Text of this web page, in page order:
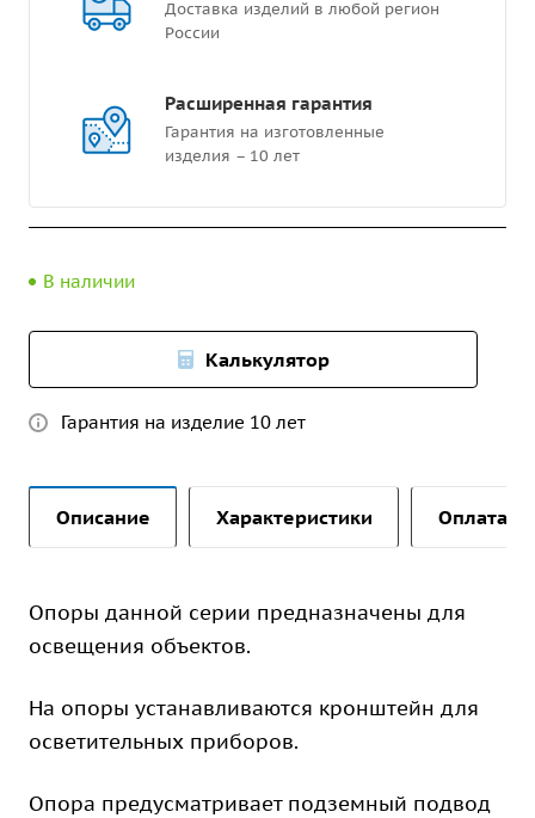
Доставка изделий в любой регион
России
Расширенная гарантия
Гарантия на изготовленные
изделия – 10 лет
В наличии
Калькулятор
Гарантия на изделие 10 лет
Описание Характеристики Оплата и
Опоры данной серии предназначены для
освещения объектов.
На опоры устанавливаются кронштейн для
осветительных приборов.
Опора предусматривает подземный подвод